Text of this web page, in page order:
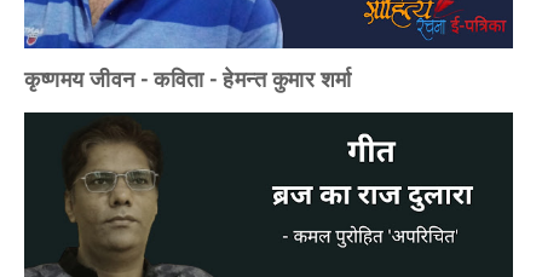
कृष्णमय जीवन - कविता - हेमन्त कुमार शर्मा